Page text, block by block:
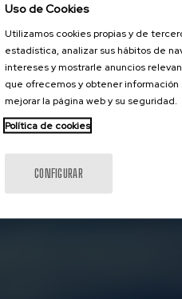
Uso de Cookies
Utilizamos cookies propias y de
estadística, analizar sus hábitos de
intereses y mostrarle anuncios
que ofrecemos y obtener
mejorar la página web y su seguridad.
Política de cookies
CONFIGURAR